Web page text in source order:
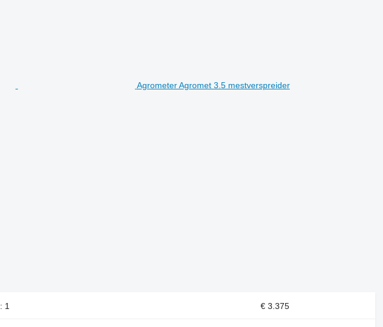
Agrometer Agromet 3.5 mestverspreider
1 € 3.375